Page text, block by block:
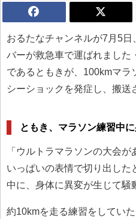
おるたなチャンネルが7月5
バーが救急車で運ばれました
であるともきが、100kmマラ
シーショックを発症し、搬送
ともき、マラソン練習中
「ウルトラマラソンの大会
いっぱいの表情で切り出した
中に、身体に異変が生じて騒
約10kmを走る練習をしてい